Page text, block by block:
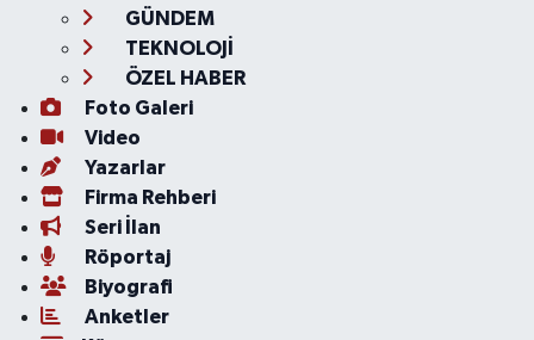
GÜNDEM
TEKNOLOJİ
ÖZEL HABER
Foto Galeri
Video
Yazarlar
Firma Rehberi
Seri İlan
Röportaj
Biyografi
Anketler